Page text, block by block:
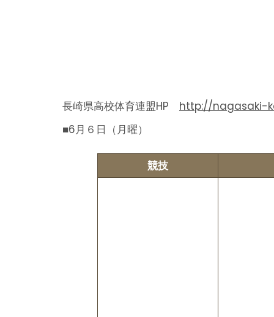
長崎県高校体育連盟HP http://nagasaki-
■6月６日（月曜）
競技